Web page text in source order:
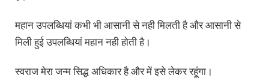
महान उपलब्धियां कभी भी आसानी से नही मिलती है और आसानी से
मिली हुई उपलब्धियां महान नही होती है।
स्वराज मेरा जन्म सिद्ध अधिकार है और में इसे लेकर रहूंगा।